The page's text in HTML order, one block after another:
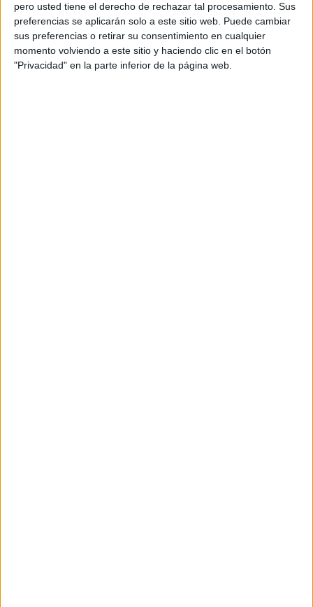
pero usted tiene el derecho de rechazar tal procesamiento. Sus
preferencias se aplicarán solo a este sitio web. Puede cambiar
sus preferencias o retirar su consentimiento en cualquier
momento volviendo a este sitio y haciendo clic en el botón
"Privacidad" en la parte inferior de la página web.
Las inteligencias múltiples suponen una nueva forma
de entender el proceso de enseñanza-aprendizaje,
que renueva el concepto de educación integral para
abarcar todas las dimensiones de la persona y nos